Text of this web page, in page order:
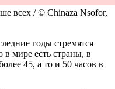
всех / © Chinaza Nsofor,
годы стремятся
мире есть страны, в
45, а то и 50 часов в